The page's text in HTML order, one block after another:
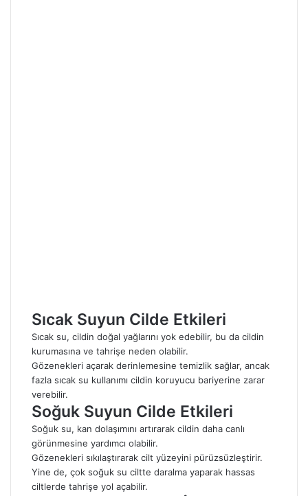
Sıcak Suyun Cilde Etkileri
Sıcak su, cildin doğal yağlarını yok edebilir, bu da cildin
kurumasına ve tahrişe neden olabilir.
Gözenekleri açarak derinlemesine temizlik sağlar, ancak
fazla sıcak su kullanımı cildin koruyucu bariyerine zarar
verebilir.
Soğuk Suyun Cilde Etkileri
Soğuk su, kan dolaşımını artırarak cildin daha canlı
görünmesine yardımcı olabilir.
Gözenekleri sıkılaştırarak cilt yüzeyini pürüzsüzleştirir.
Yine de, çok soğuk su ciltte daralma yaparak hassas
ciltlerde tahrişe yol açabilir.